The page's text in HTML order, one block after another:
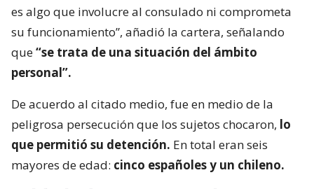
es algo que involucre al consulado ni comprometa
su funcionamiento”, añadió la cartera, señalando
que“se trata de una situación del ámbito
personal”.
De acuerdo al citado medio, fue en medio de la
peligrosa persecución que los sujetos chocaron, lo
que permitió su detención. En total eran seis
mayores de edad: cinco españoles y un chileno.